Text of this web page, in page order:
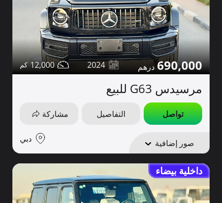
690,000
2024
12,000
مرسيدس G63 للبيع
تواصل التفاصيل مشاركة
صور إضافية دبي
داخلية بيضاء